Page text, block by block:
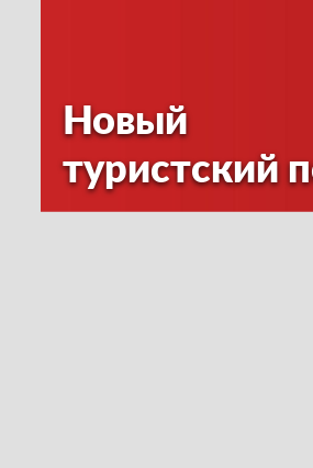
Новый
туристский